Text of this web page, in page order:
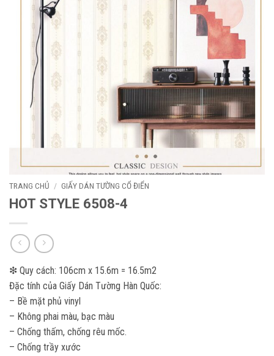
TRANG CHỦ / GIẤY DÁN TƯỜNG CỔ ĐIỂN
HOT STYLE 6508-4
❇ Quy cách: 106cm x 15.6m = 16.5m2
Đặc tính của Giấy Dán Tường Hàn Quốc:
– Bề mặt phủ vinyl
– Không phai màu, bạc màu
– Chống thấm, chống rêu mốc.
– Chống trầy xước